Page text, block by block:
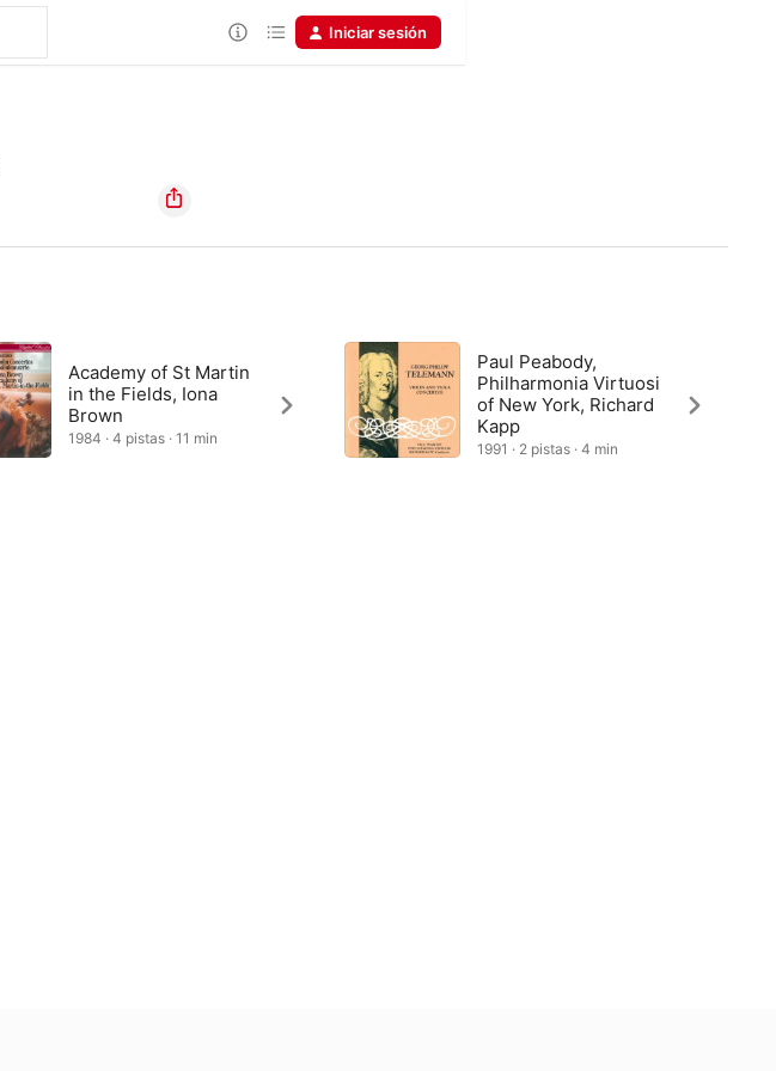
Iniciar sesión
Academy of St Martin
in the Fields, Iona
Brown
1984 · 4 pistas · 11 min
Paul Peabody,
Philharmonia Virtuosi
of New York, Richard
Kapp
1991 · 2 pistas · 4 min